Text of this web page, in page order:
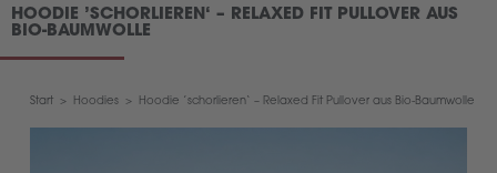
HOODIE ’SCHORLIEREN‘ – RELAXED FIT PULLOVER AUS
BIO-BAUMWOLLE
Start > Hoodies > Hoodie ’schorlieren‘ – Relaxed Fit Pullover aus Bio-Baumwolle